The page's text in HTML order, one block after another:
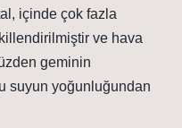
içinde çok fazla
ve hava
geminin
suyun yoğunluğundan